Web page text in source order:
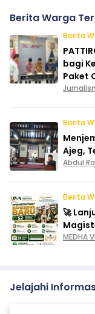
Berita Warga
Berita
bagi
Paket
Berita
Ajeg,
Abdul
Berita
🚀
MEDHA
Jelajahi